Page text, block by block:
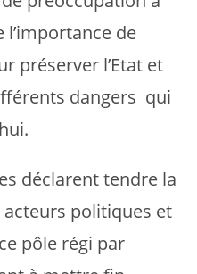
de
préserver l’Etat et
dangers qui
déclarent tendre la
acteurs politiques et
pôle régi par